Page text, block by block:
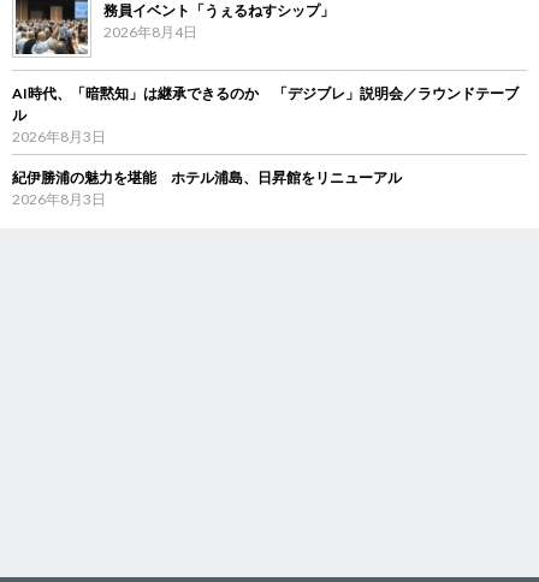
務員イベント「うぇるねすシップ」
2026年8月4日
AI時代、「暗黙知」は継承できるのか 「デジブレ」説明会／ラウンドテーブ
ル
2026年8月3日
紀伊勝浦の魅力を堪能 ホテル浦島、日昇館をリニューアル
2026年8月3日